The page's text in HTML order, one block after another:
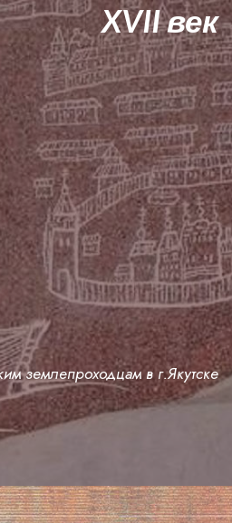
XVII век
землепроходцам в г.Якутске